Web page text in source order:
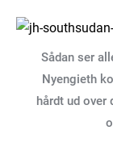
Sådan ser
Nyengieth
hårdt ud over